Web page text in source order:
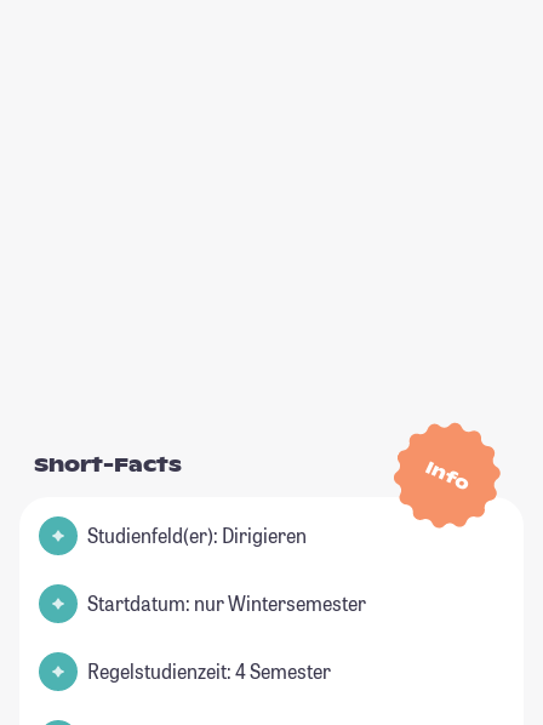
Info
Short-Facts
Studienfeld(er): Dirigieren
Startdatum: nur Wintersemester
Regelstudienzeit: 4 Semester